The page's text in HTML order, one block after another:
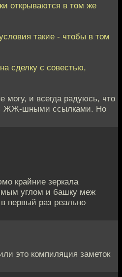
открываются в том же
такие - чтобы в том
сделку с совестью,
могу, и всегда радуюсь, что
с ЖЖ-шными ссылками. Но
крайние зеркала
углом и башку меж
первый раз реально
это компиляция заметок